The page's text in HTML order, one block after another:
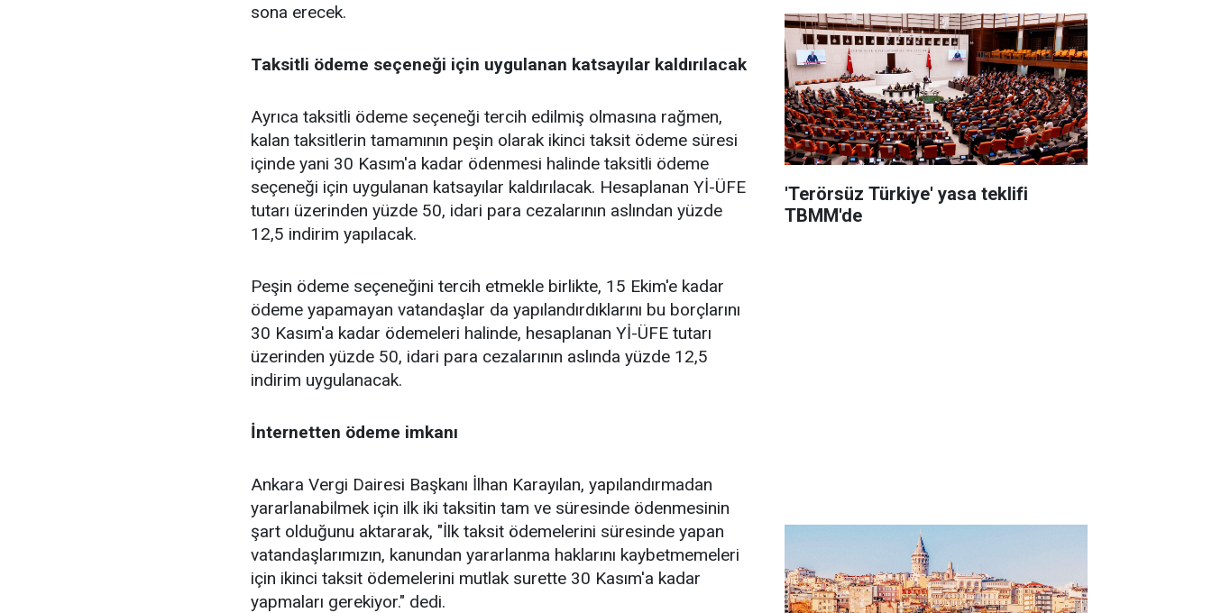
sona erecek.
Taksitli ödeme seçeneği için uygulanan katsayılar kaldırılacak
Ayrıca taksitli ödeme seçeneği tercih edilmiş olmasına rağmen,
kalan taksitlerin tamamının peşin olarak ikinci taksit ödeme süresi
içinde yani 30 Kasım'a kadar ödenmesi halinde taksitli ödeme
seçeneği için uygulanan katsayılar kaldırılacak. Hesaplanan Yİ-ÜFE
tutarı üzerinden yüzde 50, idari para cezalarının aslından yüzde
12,5 indirim yapılacak.
Peşin ödeme seçeneğini tercih etmekle birlikte, 15 Ekim'e kadar
ödeme yapamayan vatandaşlar da yapılandırdıklarını bu borçlarını
30 Kasım'a kadar ödemeleri halinde, hesaplanan Yİ-ÜFE tutarı
üzerinden yüzde 50, idari para cezalarının aslında yüzde 12,5
indirim uygulanacak.
İnternetten ödeme imkanı
Ankara Vergi Dairesi Başkanı İlhan Karayılan, yapılandırmadan
yararlanabilmek için ilk iki taksitin tam ve süresinde ödenmesinin
şart olduğunu aktararak, "İlk taksit ödemelerini süresinde yapan
vatandaşlarımızın, kanundan yararlanma haklarını kaybetmemeleri
için ikinci taksit ödemelerini mutlak surette 30 Kasım'a kadar
yapmaları gerekiyor." dedi.
'Terörsüz Türkiye' yasa teklifi
TBMM'de